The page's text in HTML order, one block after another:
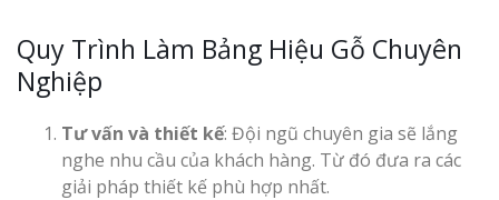
Quy Trình Làm Bảng Hiệu Gỗ Chuyên
Nghiệp
Tư vấn và thiết kế: Đội ngũ chuyên gia sẽ lắng
nghe nhu cầu của khách hàng. Từ đó đưa ra các
giải pháp thiết kế phù hợp nhất.
Làm Biển
Mica Tại Vinh Lấy